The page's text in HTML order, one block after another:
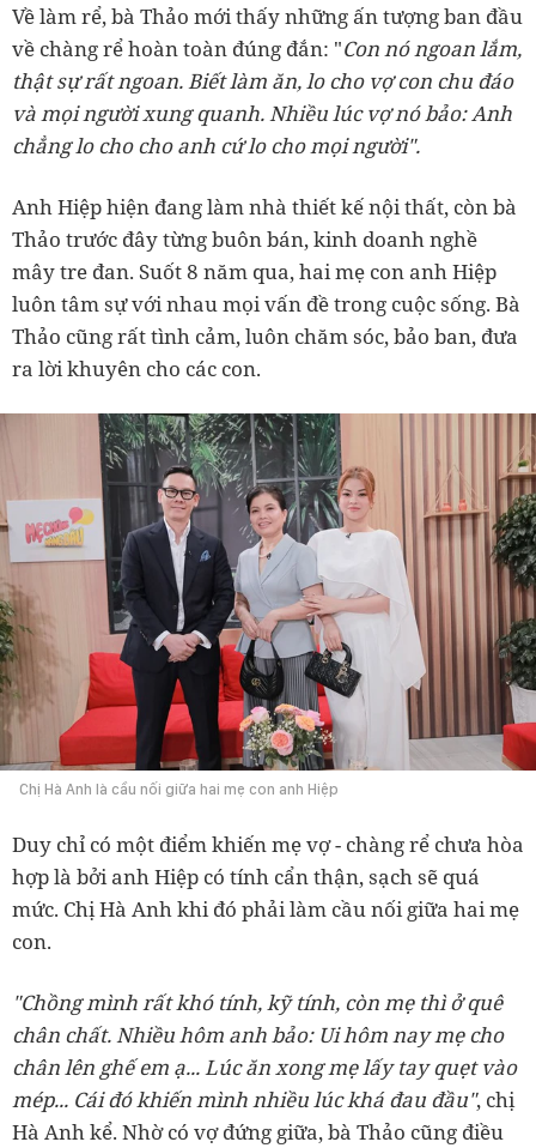
Về làm rể, bà Thảo mới thấy những ấn tượng ban đầu
về chàng rể hoàn toàn đúng đắn: "Con nó ngoan lắm,
thật sự rất ngoan. Biết làm ăn, lo cho vợ con chu đáo
và mọi người xung quanh. Nhiều lúc vợ nó bảo: Anh
chẳng lo cho cho anh cứ lo cho mọi người".
Anh Hiệp hiện đang làm nhà thiết kế nội thất, còn bà
Thảo trước đây từng buôn bán, kinh doanh nghề
mây tre đan. Suốt 8 năm qua, hai mẹ con anh Hiệp
luôn tâm sự với nhau mọi vấn đề trong cuộc sống. Bà
Thảo cũng rất tình cảm, luôn chăm sóc, bảo ban, đưa
ra lời khuyên cho các con.
Chị Hà Anh là cầu nối giữa hai mẹ con anh Hiệp
Duy chỉ có một điểm khiến mẹ vợ - chàng rể chưa hòa
hợp là bởi anh Hiệp có tính cẩn thận, sạch sẽ quá
mức. Chị Hà Anh khi đó phải làm cầu nối giữa hai mẹ
con.
"Chồng mình rất khó tính, kỹ tính, còn mẹ thì ở quê
chân chất. Nhiều hôm anh bảo: Ui hôm nay mẹ cho
chân lên ghế em ạ... Lúc ăn xong mẹ lấy tay quẹt vào
mép... Cái đó khiến mình nhiều lúc khá đau đầu", chị
Hà Anh kể. Nhờ có vợ đứng giữa, bà Thảo cũng điều